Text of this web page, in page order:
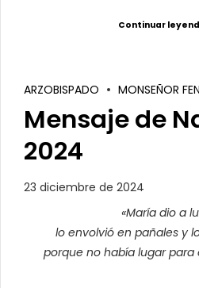
Continuar
ARZOBISPADO MONSEÑOR
Mensaje de
2024
23 diciembre de 2024
«María dio a
lo envolvió en pañales y
porque no había lugar para